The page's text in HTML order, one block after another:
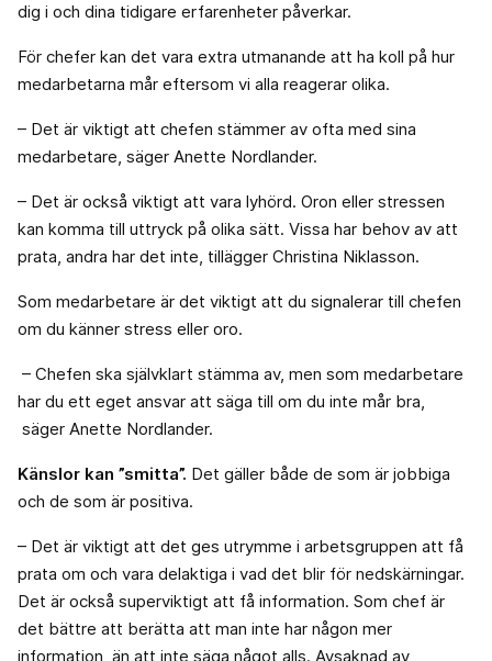
dig i och dina tidigare erfarenheter påverkar.
För chefer kan det vara extra utmanande att ha koll på hur
medarbetarna mår eftersom vi alla reagerar olika.
– Det är viktigt att chefen stämmer av ofta med sina
medarbetare, säger Anette Nordlander.
– Det är också viktigt att vara lyhörd. Oron eller stressen
kan komma till uttryck på olika sätt. Vissa har behov av att
prata, andra har det inte, tillägger Christina Niklasson.
Som medarbetare är det viktigt att du signalerar till chefen
om du känner stress eller oro.
– Chefen ska självklart stämma av, men som medarbetare
har du ett eget ansvar att säga till om du inte mår bra,
säger Anette Nordlander.
Känslor kan ”smitta”. Det gäller både de som är jobbiga
och de som är positiva.
– Det är viktigt att det ges utrymme i arbetsgruppen att få
prata om och vara delaktiga i vad det blir för nedskärningar.
Det är också superviktigt att få information. Som chef är
det bättre att berätta att man inte har någon mer
information, än att inte säga något alls. Avsaknad av